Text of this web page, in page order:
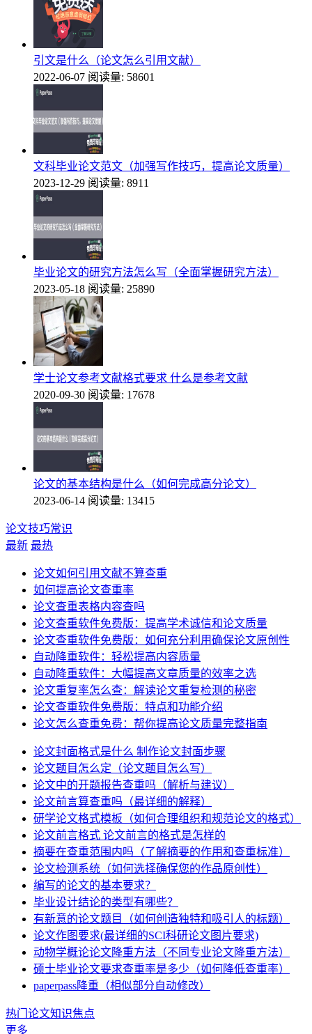
引文是什么（论文怎么引用文献）
2022-06-07 阅读量: 58601
文科毕业论文范文（加强写作技巧，提高论文质量）
2023-12-29 阅读量: 8911
毕业论文的研究方法怎么写（全面掌握研究方法）
2023-05-18 阅读量: 25890
学士论文参考文献格式要求 什么是参考文献
2020-09-30 阅读量: 17678
论文的基本结构是什么（如何完成高分论文）
2023-06-14 阅读量: 13415
论文技巧常识
最新 最热
论文如何引用文献不算查重
如何提高论文查重率
论文查重表格内容查吗
论文查重软件免费版：提高学术诚信和论文质量
论文查重软件免费版：如何充分利用确保论文原创性
自动降重软件：轻松提高内容质量
自动降重软件：大幅提高文章质量的效率之选
论文重复率怎么查：解读论文重复检测的秘密
论文查重软件免费版：特点和功能介绍
论文怎么查重免费：帮你提高论文质量完整指南
论文封面格式是什么 制作论文封面步骤
论文题目怎么定（论文题目怎么写）
论文中的开题报告查重吗（解析与建议）
论文前言算查重吗（最详细的解释）
研学论文格式模板（如何合理组织和规范论文的格式）
论文前言格式 论文前言的格式是怎样的
摘要在查重范围内吗（了解摘要的作用和查重标准）
论文检测系统（如何选择确保您的作品原创性）
编写的论文的基本要求？
毕业设计结论的类型有哪些？
有新意的论文题目（如何创造独特和吸引人的标题）
论文作图要求(最详细的SCI科研论文图片要求)
动物学概论论文降重方法（不同专业论文降重方法）
硕士毕业论文要求查重率是多少（如何降低查重率）
paperpass降重（相似部分自动修改）
热门论文知识焦点
更多